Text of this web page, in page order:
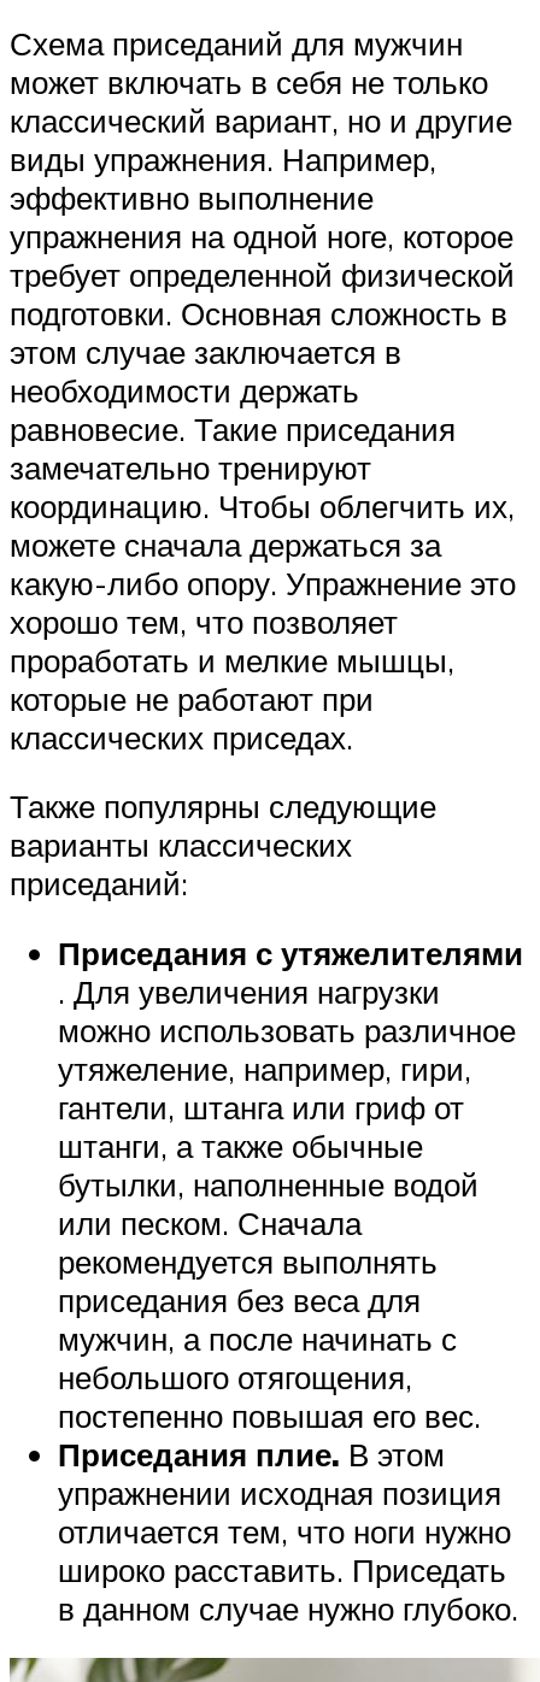
Схема приседаний для мужчин
может включать в себя не только
классический вариант, но и другие
виды упражнения. Например,
эффективно выполнение
упражнения на одной ноге, которое
требует определенной физической
подготовки. Основная сложность в
этом случае заключается в
необходимости держать
равновесие. Такие приседания
замечательно тренируют
координацию. Чтобы облегчить их,
можете сначала держаться за
какую-либо опору. Упражнение это
хорошо тем, что позволяет
проработать и мелкие мышцы,
которые не работают при
классических приседах.
Также популярны следующие
варианты классических
приседаний:
Приседания с утяжелителями
. Для увеличения нагрузки
можно использовать различное
утяжеление, например, гири,
гантели, штанга или гриф от
штанги, а также обычные
бутылки, наполненные водой
или песком. Сначала
рекомендуется выполнять
приседания без веса для
мужчин, а после начинать с
небольшого отягощения,
постепенно повышая его вес.
Приседания плие. В этом
упражнении исходная позиция
отличается тем, что ноги нужно
широко расставить. Приседать
в данном случае нужно глубоко.